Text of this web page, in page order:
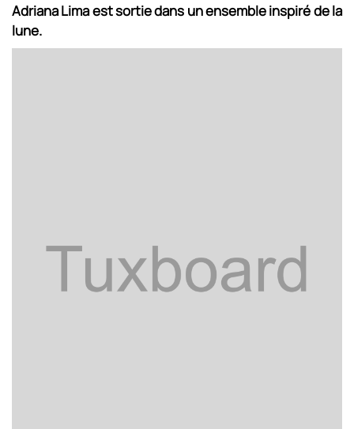
Adriana Lima est sortie dans un ensemble inspiré de la
lune.